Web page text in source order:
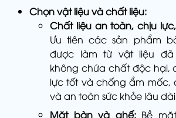
Chọn vật liệu và chất liệu:
Chất liệu an toàn, chịu
Ưu tiên các sản phẩm
được làm từ vật liệu đã
không chứa chất độc hại,
lực tốt và chống ẩm mốc,
và an toàn sức khỏe lâu
Mặt bàn và ghế:Bề